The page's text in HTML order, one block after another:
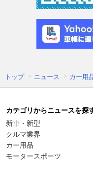
トップ ニュース カー用
カテゴリからニュースを探
新車・新型
クルマ業界
カー用品
モータースポーツ